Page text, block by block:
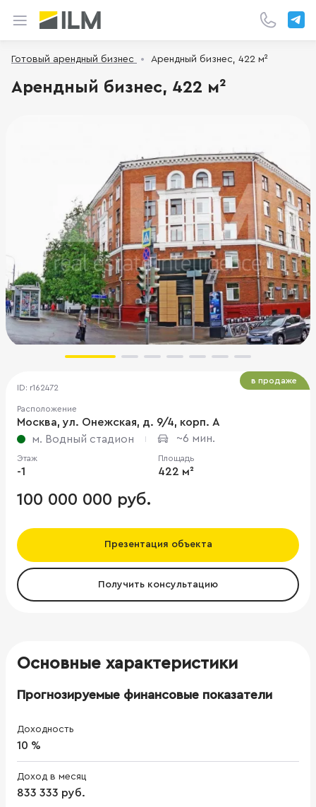
Готовый арендный бизнес Арендный бизнес, 422 м²
Арендный бизнес, 422 м²
ID: r162472
Расположение
Москва, ул. Онежская, д. 9/4, корп. А
м. Водный стадион
~6 мин.
Этаж
-1
Площадь
422 м²
100 000 000 руб.
Презентация объекта
Получить консультацию
в продаже
Основные характеристики
Прогнозируемые финансовые показатели
Доходность
10 %
Доход в месяц
833 333 руб.